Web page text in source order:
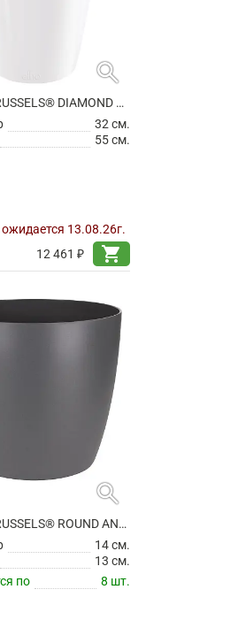
search
КАШПО BRUSSELS® DIAMOND ROUND HIGHWHITE
32 см.
55 см.
13.08.26г.
12 461 ₽
shopping_cart
search
КАШПО BRUSSELS® ROUND ANTHRACITE
14 см.
13 см.
по
8 шт.